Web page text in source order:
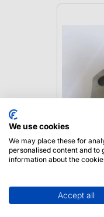
We use cookies
We may place these for
personalised content and
information about the
Accept all